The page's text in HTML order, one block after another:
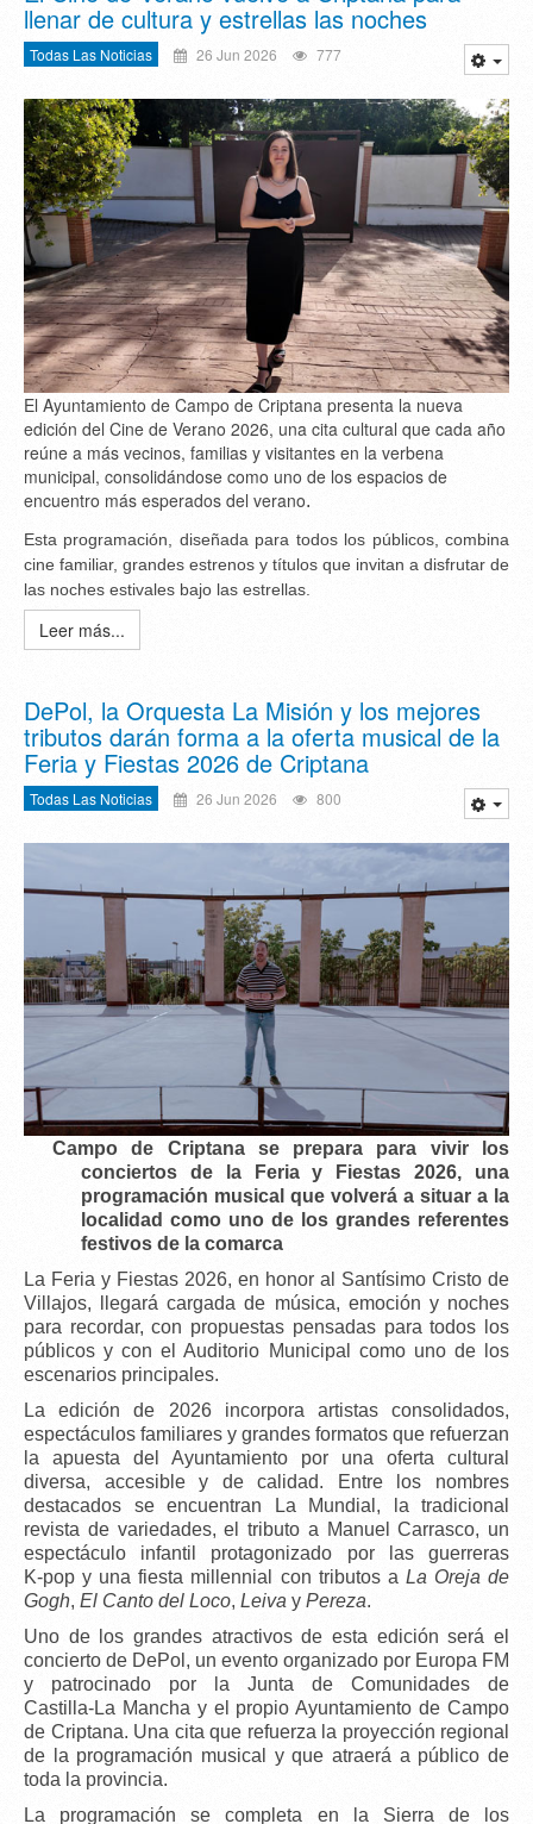
llenar de cultura y estrellas las noches
Todas Las Noticias 26 Jun 2026 777
El Ayuntamiento de Campo de Criptana presenta la nueva
edición del Cine de Verano 2026, una cita cultural que cada año
reúne a más vecinos, familias y visitantes en la verbena
municipal, consolidándose como uno de los espacios de
encuentro más esperados del verano.
Esta programación, diseñada para todos los públicos, combina
cine familiar, grandes estrenos y títulos que invitan a disfrutar de
las noches estivales bajo las estrellas.
Leer más...
DePol, la Orquesta La Misión y los mejores
tributos darán forma a la oferta musical de la
Feria y Fiestas 2026 de Criptana
Todas Las Noticias 26 Jun 2026 800
Campo de Criptana se prepara para vivir los
conciertos de la Feria y Fiestas 2026, una
programación musical que volverá a situar a la
localidad como uno de los grandes referentes
festivos de la comarca
La Feria y Fiestas 2026, en honor al Santísimo Cristo de
Villajos, llegará cargada de música, emoción y noches
para recordar, con propuestas pensadas para todos los
públicos y con elAuditorio Municipal
como uno de los
escenarios principales.
La edición de 2026 incorpora artistas consolidados,
espectáculos familiares y grandes formatos que refuerzan
la apuesta del Ayuntamiento por una oferta cultural
diversa, accesible y de calidad. Entre los nombres
destacados se encuentran
La Mundial , la tradicional
revista de variedades, el tributo a Manuel Carrasco, un
espectáculo infantil protagonizado por las guerreras
K‑pop y unafiesta millennial con tributos a La Oreja de
Gogh, El Canto del Loco, Leiva y Pereza.
Uno de los grandes atractivos de esta edición será el
concierto de DePol , un evento organizado por Europa FM
y patrocinado por la Junta de Comunidades de
Castilla‑La Mancha y el propio Ayuntamiento de Campo
de Criptana. Una cita que refuerza la proyección regional
de la programación musical y que atraerá a público de
toda la provincia.
La programación se completa en la Sierra de los